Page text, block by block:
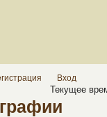
Вход
Текущее